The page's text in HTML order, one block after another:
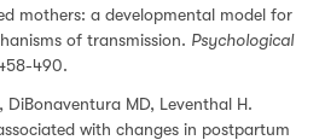
mothers: a developmental model for
of transmission. Psychological
490.
DiBonaventura MD, Leventhal H.
with changes in postpartum